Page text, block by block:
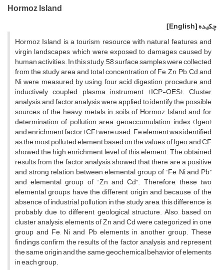
Hormoz Island
چکیده[English]
Hormoz Island is a tourism resource with natural features and
virgin landscapes which were exposed to damages caused by
human activities. In this study, 58 surface samples were collected
from the study area and total concentration of Fe, Zn, Pb, Cd and
Ni were measured by using four acid digestion procedure and
inductively coupled plasma instrument (ICP-OES). Cluster
analysis and factor analysis were applied to identify the possible
sources of the heavy metals in soils of Hormoz Island and for
determination of pollution area, geoaccumulation index (Igeo)
and enrichment factor (CF) were used. Fe element was identified
as the most polluted element based on the values of Igeo, and CF
showed the high enrichment level of this element. The obtained
results from the factor analysis showed that there are a positive
and strong relation between elemental group of “Fe, Ni and Pb”
and elemental group of “Zn and Cd”. Therefore, these two
elemental groups have the different origin and because of the
absence of industrial pollution in the study area, this difference is
probably due to different geological structure. Also, based on
cluster analysis, elements of Zn and Cd were categorized in one
group and Fe, Ni and Pb elements in another group. These
findings confirm the results of the factor analysis and represent
the same origin and the same geochemical behavior of elements
in each group.